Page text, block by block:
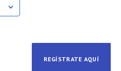
REGÍSTRATE AQUÍ